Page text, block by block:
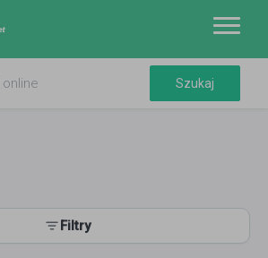
Filtry